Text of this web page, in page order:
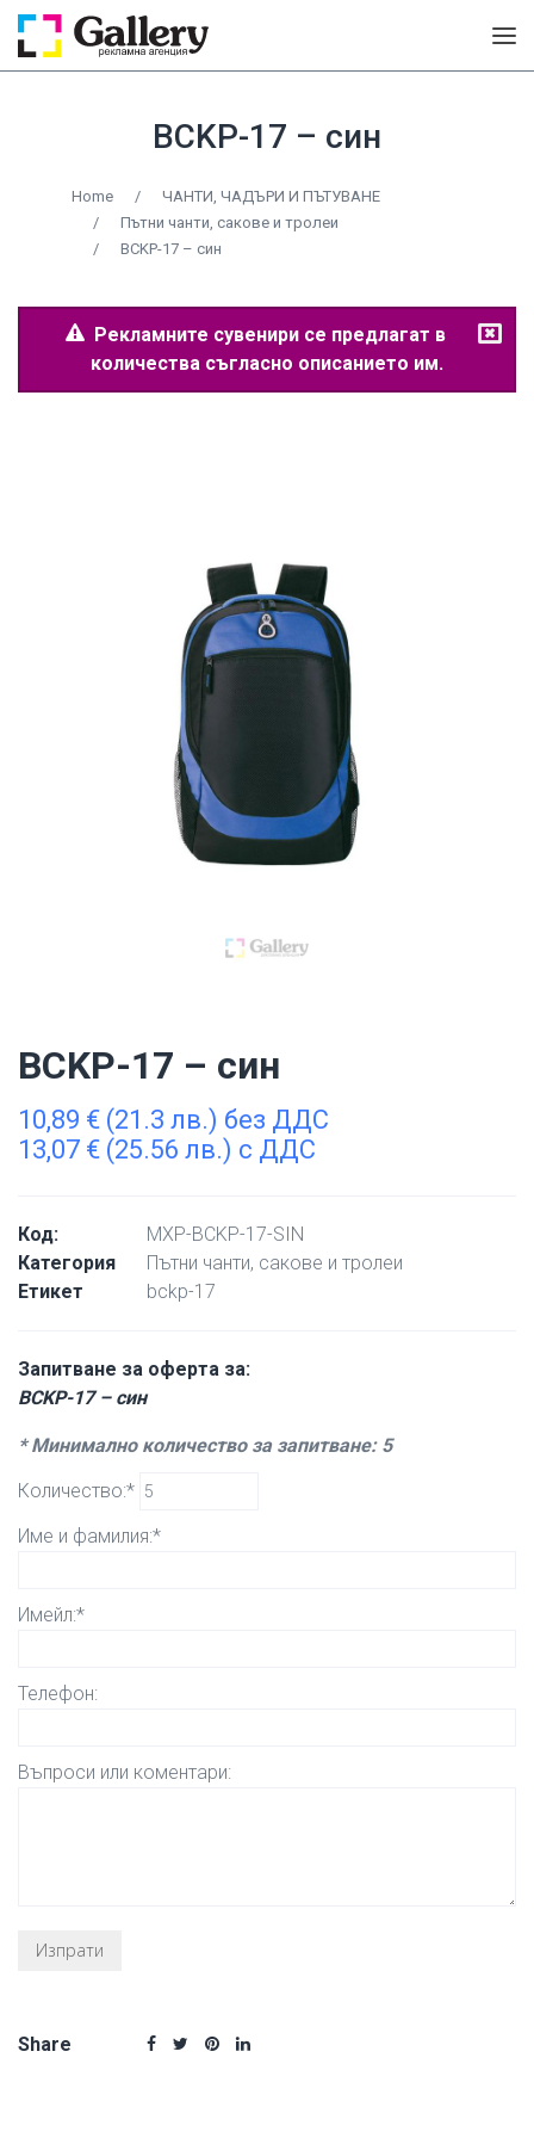
BCKP-17 – син
Home /
ЧАНТИ, ЧАДЪРИ И ПЪТУВАНЕ
/
Пътни чанти, сакове и тролеи
/
BCKP-17 – син
Рекламните сувенири се предлагат в
количества съгласно описанието им.
BCKP-17 – син
10,89 € (21.3 лв.) без ДДС
13,07 € (25.56 лв.) с ДДС
Код:
MXP-BCKP-17-SIN
Категория
Пътни чанти, сакове и тролеи
Етикет
bckp-17
Запитване за оферта за:
BCKP-17 – син
* Минимално количество за запитване: 5
Количество:*
Име и фамилия:*
Имейл:*
Телефон:
Въпроси или коментари:
Share